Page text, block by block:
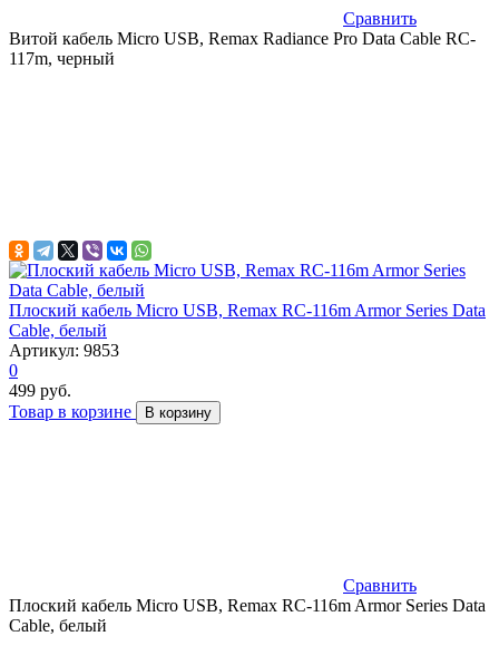
Сравнить
Витой кабель Micro USB, Remax Radiance Pro Data Cable RC-
117m, черный
Плоский кабель Micro USB, Remax RC-116m Armor Series Data
Cable, белый
Артикул: 9853
0
499 руб.
Товар в корзине
В корзину
Сравнить
Плоский кабель Micro USB, Remax RC-116m Armor Series Data
Cable, белый